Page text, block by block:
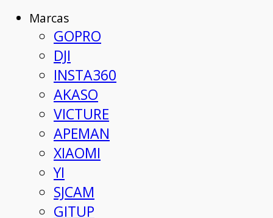
Marcas
GOPRO
DJI
INSTA360
AKASO
VICTURE
APEMAN
XIAOMI
YI
SJCAM
GITUP